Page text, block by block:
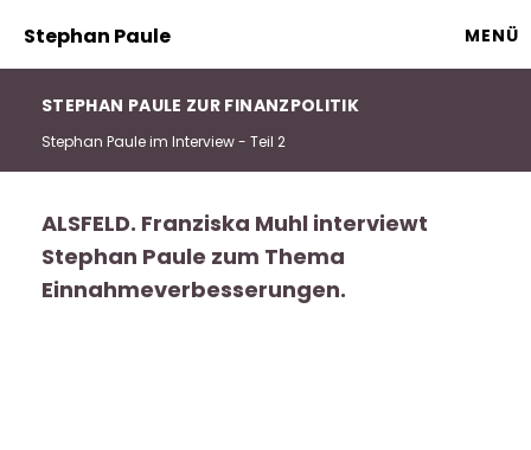
Stephan Paule MENÜ
STEPHAN PAULE ZUR FINANZPOLITIK
Stephan Paule im Interview - Teil 2
ALSFELD. Franziska Muhl interviewt
Stephan Paule zum Thema
Einnahmeverbesserungen.